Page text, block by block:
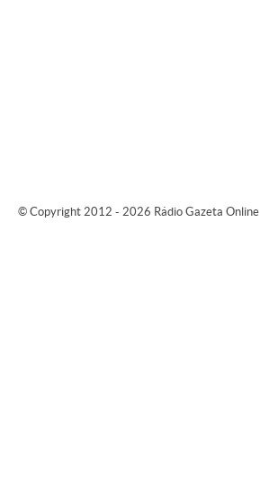
© Copyright 2012 - 2026 Rádio Gazeta Online